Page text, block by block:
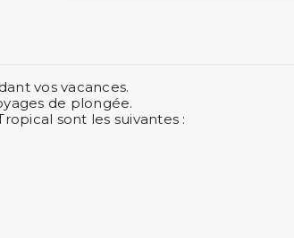
vos vacances.
de plongée.
sont les suivantes :